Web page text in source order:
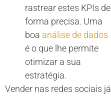
rastrear estes KPIs de
forma precisa. Uma
boa análise de dados
é o que lhe permite
otimizar a sua
estratégia.
Vender nas redes sociais já